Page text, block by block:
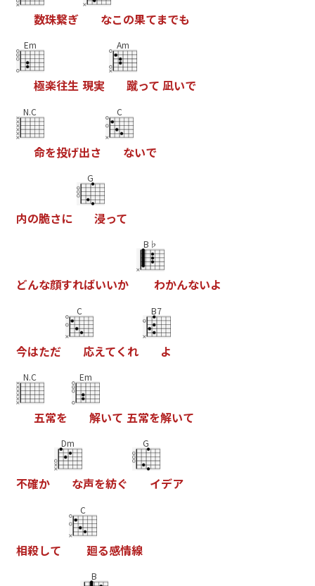
数珠繋ぎ なこの果てまでも
Em
極楽往生 現実
Am
蹴って 凪いで
N.C
命を投げ出さ
C
ないで
内の脆さに
G
浸って
どんな顔すればいいか
B♭
わかんないよ
今はただ
C
応えてく れ
B7
よ
N.C
五常を
Em
解いて 五常を解いて
不確か
Dm
な声を紡ぐ
G
イデア
相殺して
C
廻る感情線
B